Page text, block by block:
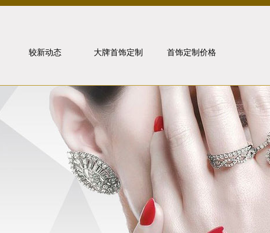
较新动态
金价走势
大牌首饰定制
宝格丽
梵克雅宝
首饰定制价格